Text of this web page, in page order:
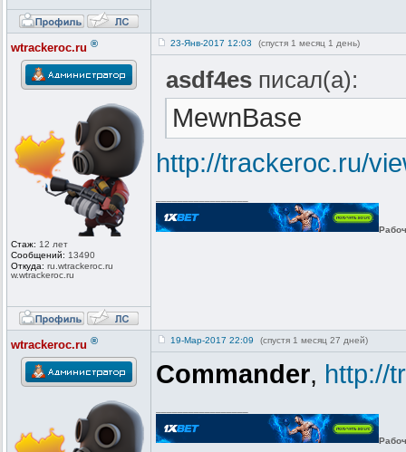
wtrackeroc.ru ®
Стаж: 12 лет
Сообщений: 13490
Откуда: ru.wtrackeroc.ru
w.wtrackeroc .ru
23-Янв-2017 12:03 (спустя 1 месяц 1 день)
asdf4esписал(а):
MewnBase
http://trackeroc.ru/
wtrackeroc.ru ® 19-Мар-2017 22:09 (спустя 1 месяц 27 дней)
Commander, http://